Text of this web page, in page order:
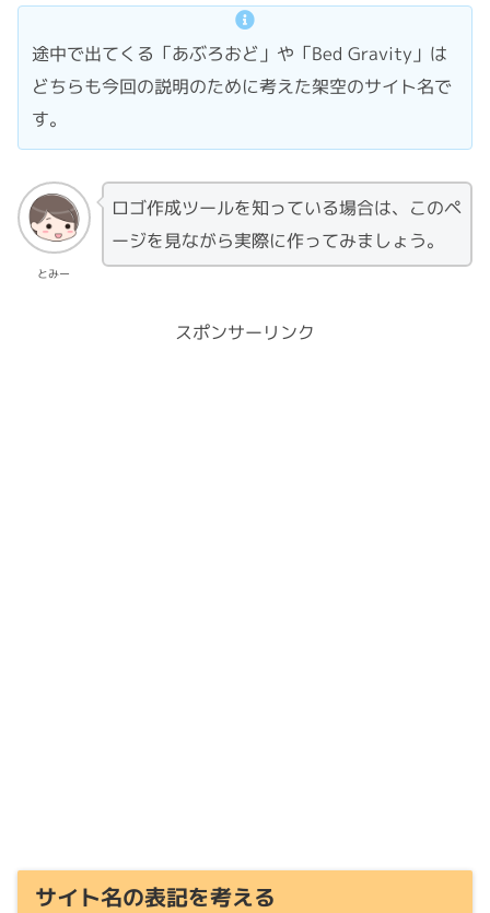
途中で出てくる「あぶろおど」や「Bed Gravity」は
どちらも今回の説明のために考えた架空のサイト名で
す。
とみー
ロゴ作成ツールを知っている場合は、このペ
ージを見ながら実際に作ってみましょう。
スポンサーリンク
サイト名の表記を考える